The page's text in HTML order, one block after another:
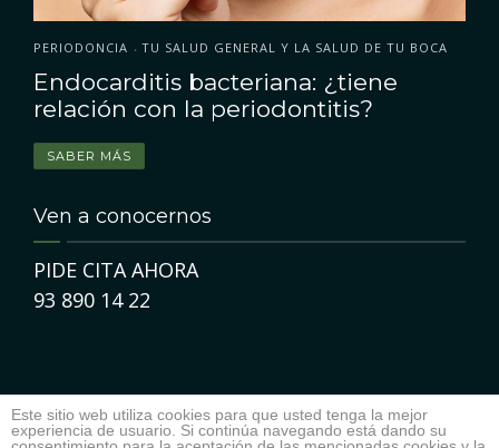
PERIODONCIA • TU SALUD GENERAL Y LA SALUD DE TU BOCA
Endocarditis bacteriana: ¿tiene
relación con la periodontitis?
SABER MÁS
Ven a conocernos
PIDE CITA AHORA
93 890 14 22
Este sitio web utiliza cookies para que usted tenga la mejor
experiencia de usuario. Si continúa navegando está dando su